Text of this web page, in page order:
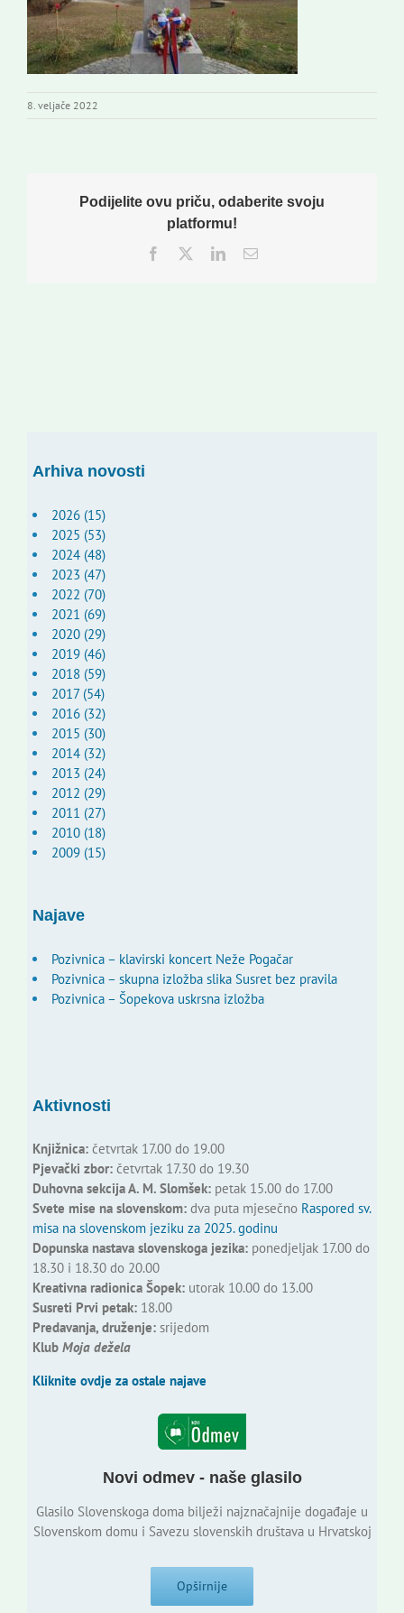
8. veljače 2022
Podijelite ovu priču, odaberite svoju
platformu!
Facebook
TwitterLinkedInEmail:
Arhiva novosti
2026 (15)
2025 (53)
2024 (48)
2023 (47)
2022 (70)
2021 (69)
2020 (29)
2019 (46)
2018 (59)
2017 (54)
2016 (32)
2015 (30)
2014 (32)
2013 (24)
2012 (29)
2011 (27)
2010 (18)
2009 (15)
Najave
Pozivnica – klavirski koncert Neže Pogačar
Pozivnica – skupna izložba slika Susret bez pravila
Pozivnica – Šopekova uskrsna izložba
Aktivnosti
Knjižnica:četvrtak 17.00 do 19.00
Pjevački zbor:četvrtak 17.30 do 19.30
Duhovna sekcija A. M. Slomšek:petak 15.00 do 17.00
Svete mise na slovenskom:dva puta mjesečno Raspored sv.
misa na slovenskom jeziku za 2025. godinu
Dopunska nastava slovenskoga jezika:ponedjeljak 17.00 do
18.30 i 18.30 do 20.00
Kreativna radionica Šopek:utorak 10.00 do 13.00
Susreti Prvi petak:18.00
Predavanja, druženje:srijedom
Klub Moja dežela
Kliknite ovdje za ostale najave
Novi odmev - naše glasilo
Glasilo Slovenskoga doma bilježi najznačajnije događaje u
Slovenskom domu i Savezu slovenskih društava u Hrvatskoj
Opširnije